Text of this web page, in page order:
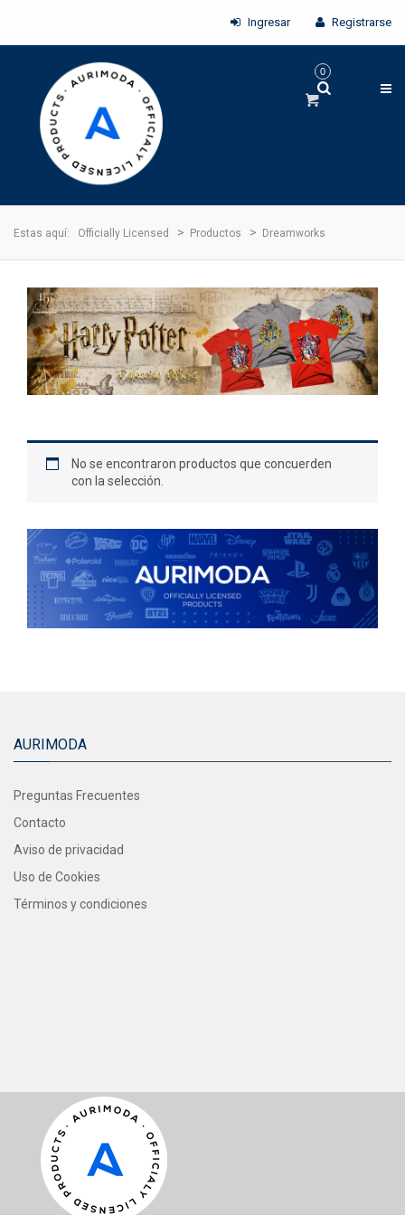
Ingresar Registrarse
0
Estas aquí: Officially Licensed > Productos > Dreamworks
No se encontraron productos que concuerden
con la selección.
AURIMODA
Preguntas Frecuentes
Contacto
Aviso de privacidad
Uso de Cookies
Términos y condiciones